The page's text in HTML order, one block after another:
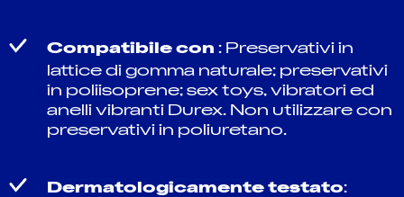
Compatibile con : Preservativi in
lattice di gomma naturale; preservativi
in poliisoprene; sex toys, vibratori ed
anelli vibranti Durex. Non utilizzare con
preservativi in poliuretano.
Dermatologicamente testato: